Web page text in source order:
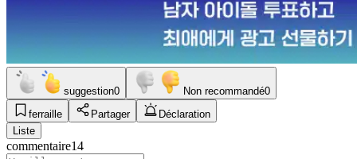
suggestion0 Non recommandé0
ferraille
Partager
Déclaration
Liste
commentaire14